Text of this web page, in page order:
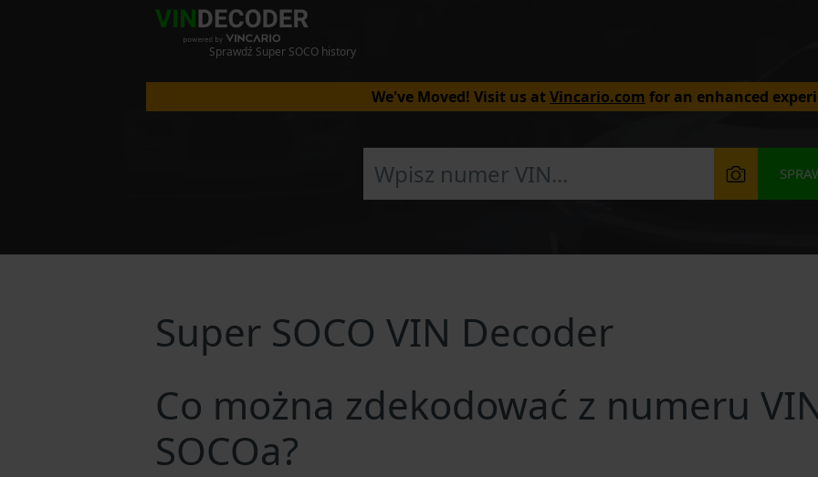
Sprawdź Super SOCO history
We've Moved! Visit us atVincario.com for an enhanced
Super SOCO VIN Decoder
Co można zdekodować z numeru
SOCOa?